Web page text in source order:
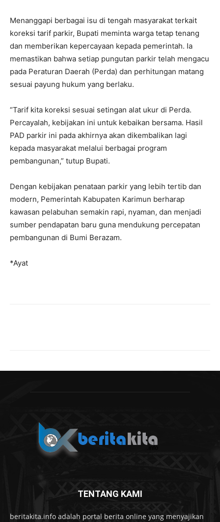
Menanggapi berbagai isu di tengah masyarakat terkait
koreksi tarif parkir, Bupati meminta warga tetap tenang
dan memberikan kepercayaan kepada pemerintah. Ia
memastikan bahwa setiap pungutan parkir telah mengacu
pada Peraturan Daerah (Perda) dan perhitungan matang
sesuai payung hukum yang berlaku.
“Tarif kita koreksi sesuai setingan alat ukur di Perda.
Percayalah, kebijakan ini untuk kebaikan bersama. Hasil
PAD parkir ini pada akhirnya akan dikembalikan lagi
kepada masyarakat melalui berbagai program
pembangunan,” tutup Bupati.
Dengan kebijakan penataan parkir yang lebih tertib dan
modern, Pemerintah Kabupaten Karimun berharap
kawasan pelabuhan semakin rapi, nyaman, dan menjadi
sumber pendapatan baru guna mendukung percepatan
pembangunan di Bumi Berazam.
*Ayat
TENTANG KAMI
beritakita.info adalah portal berita online yang menyajikan